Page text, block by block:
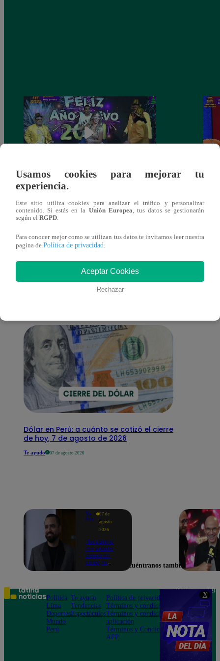
X
Josimar armó una tremenda fiesta de año
nuevo en El Wasap de JB
También te puede
interesar
Dólar en Perú: a cuánto se cotizó el cierre
de hoy, 7 de agosto de 2026
Te ayudo 07 de agosto 2026
Yo
Soy
07 de
agosto
2026
"En Latina
me siento
como en
casa, lo
emocionado
por estreno
de Yo Soy
2026
Usamos cookies para mejorar tu
experiencia.
Este sitio utiliza cookies para analizar el tráfico y personalizar
contenido. Si estás en la Unión Europea , tus datos se gestionarán
según el RGPD
Para conocer mejor como se utilizan tus datos te invitamos leer nuestra
pagina de Política de privacidad
Aceptar Cookies
Rechazar
Encuéntranos también en
Política
Lima
Deportes
Mundo
Perú
Te ayudo
Tendencias
Espectáculos
Política de privacidad
Términos y condiciones
Términos y condiciones
aplicación
Términos y Condiciones
APP
Teléfono: 219
Av. San
Felipe 968
Jesús María